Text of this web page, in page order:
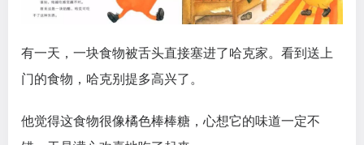
有一天，一块食物被舌头直接塞进了哈克家。看到送上
门的食物，哈克别提多高兴了。
他觉得这食物很像橘色棒棒糖，心想它的味道一定不